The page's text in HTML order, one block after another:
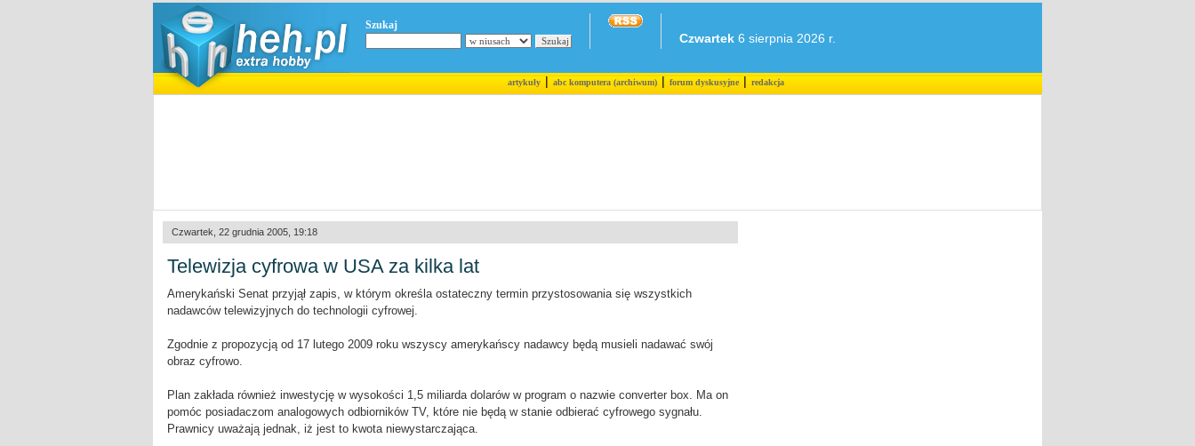
Szukaj
Czwartek 6 sierpnia 2026 r.
artykuły|abc komputera (archiwum)|forum dyskusyjne|redakcja
Czwartek, 22 grudnia 2005, 19:18
Telewizja cyfrowa w USA za kilka lat
Amerykański Senat przyjął zapis, w którym określa ostateczny termin przystosowania się wszystkich
nadawców telewizyjnych do technologii cyfrowej.
Zgodnie z propozycją od 17 lutego 2009 roku wszyscy amerykańscy nadawcy będą musieli nadawać swój
obraz cyfrowo.
Plan zakłada również inwestycję w wysokości 1,5 miliarda dolarów w program o nazwie converter box. Ma on
pomóc posiadaczom analogowych odbiorników TV, które nie będą w stanie odbierać cyfrowego sygnału.
Prawnicy uważają jednak, iż jest to kwota niewystarczająca.